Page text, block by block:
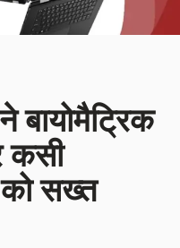
बायोमैट्रिक
कसी
को सख्त